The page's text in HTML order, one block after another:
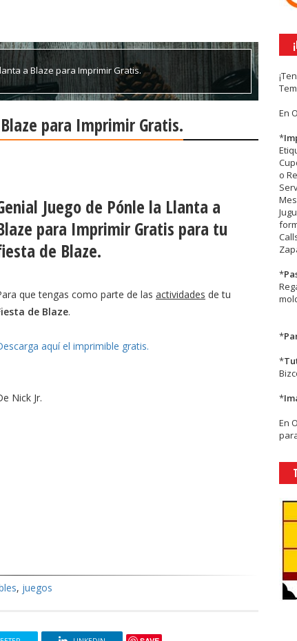
a Blaze para Imprimir Gratis.
para Imprimir Gratis.
Juego de Pónle la Llanta a
para Imprimir Gratis para tu
de Blaze.
que tengas como parte de las actividades de tu
de Blaze.
aquí el imprimible gratis.
Nick Jr.
, juegos
En
*
o
*
*
*
*
En